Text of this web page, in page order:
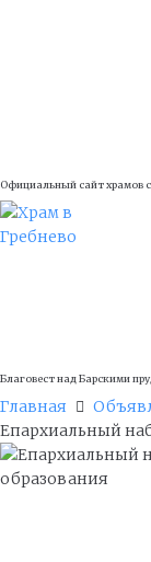
Официальный сайт храмов
Благовест над Барскими
Главная
Епархиальный